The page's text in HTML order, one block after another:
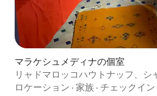
マラケシュメディナの個室
リャドマロッコハウトナッフ、シ
グルルーム
ロケーション · 家族 · チェックイン